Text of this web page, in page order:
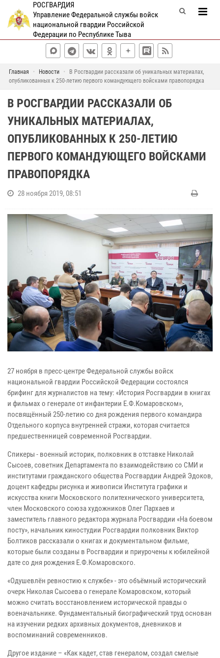
РОСГВАРДИЯ
Управление Федеральной службы войск
национальной гвардии Российской
Федерации по Республике Тыва
Главная Новости
В Росгвардии рассказали об уникальных материалах,
опубликованных к 250-летию первого командующего войсками правопорядка
В РОСГВАРДИИ РАССКАЗАЛИ ОБ
УНИКАЛЬНЫХ МАТЕРИАЛАХ,
ОПУБЛИКОВАННЫХ К 250-ЛЕТИЮ
ПЕРВОГО КОМАНДУЮЩЕГО ВОЙСКАМИ
ПРАВОПОРЯДКА
28 ноября 2019, 08:51
27 ноября в пресс-центре Федеральной службы войск
национальной гвардии Российской Федерации состоялся
брифинг для журналистов на тему: «История Росгвардии в книгах
и фильмах о генерале от инфантерии Е.Ф.Комаровском»,
посвящённый 250-летию со дня рождения первого командира
Отдельного корпуса внутренней стражи, которая считается
предшественницей современной Росгвардии.
Спикеры - военный историк, полковник в отставке Николай
Сысоев, советник Департамента по взаимодействию со СМИ и
институтами гражданского общества Росгвардии Андрей Эдоков,
доцент кафедры рисунка и живописи Института графики и
искусства книги Московского политехнического университета,
член Московского союза художников Олег Пархаев и
заместитель главного редактора журнала Росгвардии «На боевом
посту», начальник киностудии Росгвардии полковник Виктор
Болтиков рассказали о книгах и документальном фильме,
которые были созданы в Росгвардии и приурочены к юбилейной
дате со дня рождения Е.Ф.Комаровского.
«Одушевлён ревностию к службе» - это объёмный исторический
очерк Николая Сысоева о генерале Комаровском, который
можно считать восстановлением исторической правды о
военачальнике. Фундаментальный биографический труд основан
на изучении редких архивных документов, дневников и
воспоминаний современников.
Другое издание – «Как кадет, став генералом, создал смелые